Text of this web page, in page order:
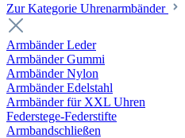
Zur Kategorie Uhrenarmbänder
Armbänder Leder
Armbänder Gummi
Armbänder Nylon
Armbänder Edelstahl
Armbänder für XXL Uhren
Federstege-Federstifte
Armbandschließen